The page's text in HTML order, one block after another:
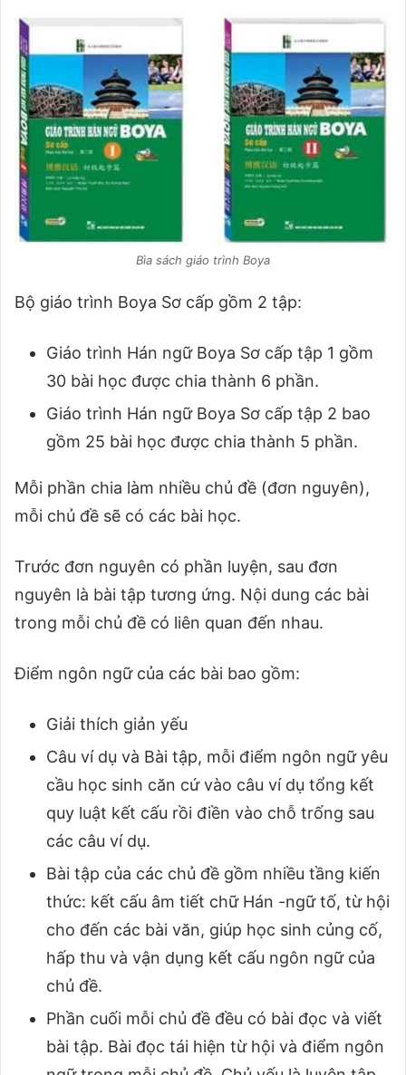
Bìa sách giáo trình Boya
Bộ giáo trình Boya Sơ cấp gồm 2 tập:
Giáo trình Hán ngữ Boya Sơ cấp tập 1 gồm
30 bài học được chia thành 6 phần.
Giáo trình Hán ngữ Boya Sơ cấp tập 2 bao
gồm 25 bài học được chia thành 5 phần.
Mỗi phần chia làm nhiều chủ đề (đơn nguyên),
mỗi chủ đề sẽ có các bài học.
Trước đơn nguyên có phần luyện, sau đơn
nguyên là bài tập tương ứng. Nội dung các bài
trong mỗi chủ đề có liên quan đến nhau.
Điểm ngôn ngữ của các bài bao gồm:
Giải thích giản yếu
Câu ví dụ và Bài tập, mỗi điểm ngôn ngữ yêu
cầu học sinh căn cứ vào câu ví dụ tổng kết
quy luật kết cấu rồi điền vào chỗ trống sau
các câu ví dụ.
Bài tập của các chủ đề gồm nhiều tầng kiến
thức: kết cấu âm tiết chữ Hán -ngữ tố, từ hội
cho đến các bài văn, giúp học sinh củng cố,
hấp thu và vận dụng kết cấu ngôn ngữ của
chủ đề.
Phần cuối mỗi chủ đề đều có bài đọc và viết
bài tập. Bài đọc tái hiện từ hội và điểm ngôn